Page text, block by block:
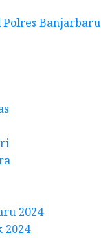
Banjarbaru
2024
2024